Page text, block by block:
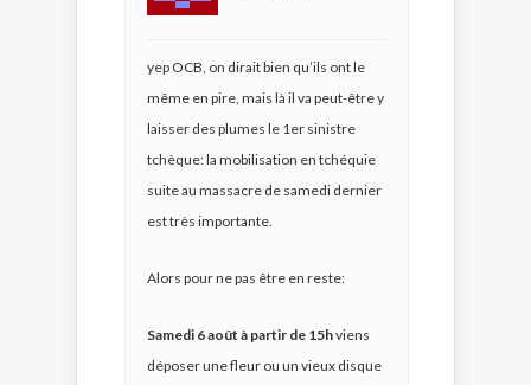
yep OCB, on dirait bien qu’ils ont le
même en pire, mais là il va peut-être y
laisser des plumes le 1er sinistre
tchèque: la mobilisation en tchéquie
suite au massacre de samedi dernier
est très importante.
Alors pour ne pas être en reste:
Samedi 6 août à partir de 15hviens
déposer une fleur ou un vieux disque